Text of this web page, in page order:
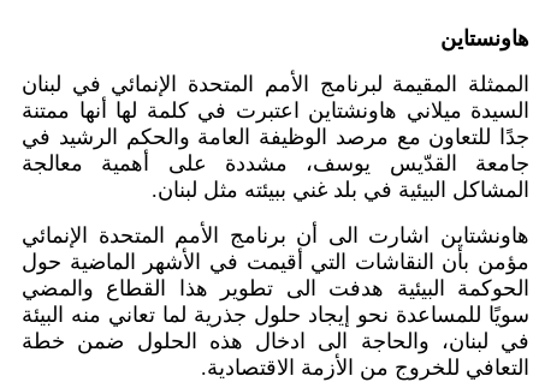
هاونستاين
الممثلة المقيمة لبرنامج الأمم المتحدة الإنمائي في لبنان
السيدة ميلاني هاونشتاين اعتبرت في كلمة لها أنها ممتنة
جدًا للتعاون مع مرصد الوظيفة العامة والحكم الرشيد في
جامعة القدّيس يوسف، مشددة على أهمية معالجة
المشاكل البيئية في بلد غني ببيئته مثل لبنان.
هاونشتاين اشارت الى أن برنامج الأمم المتحدة الإنمائي
مؤمن بأن النقاشات التي أقيمت في الأشهر الماضية حول
الحوكمة البيئية هدفت الى تطوير هذا القطاع والمضي
سويًا للمساعدة نحو إيجاد حلول جذرية لما تعاني منه البيئة
في لبنان، والحاجة الى ادخال هذه الحلول ضمن خطة
التعافي للخروج من الأزمة الاقتصادية.